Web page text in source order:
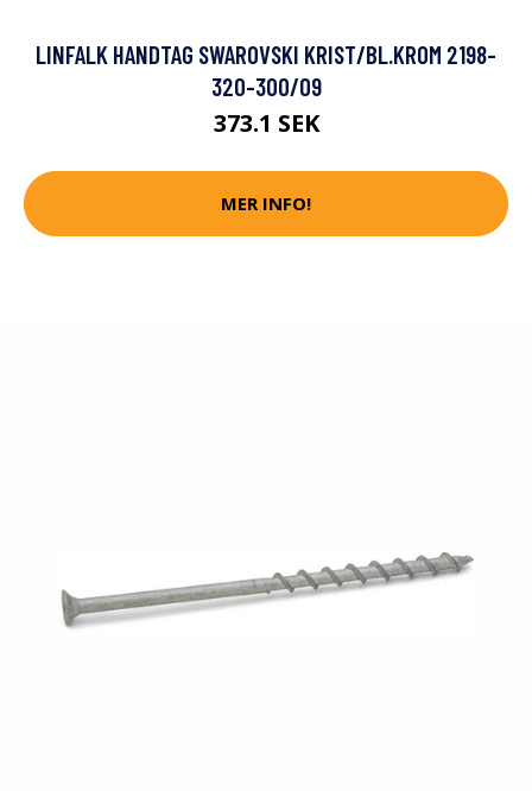
LINFALK HANDTAG SWAROVSKI KRIST/BL.KROM 2198-
320-300/09
373.1 SEK
MER INFO!